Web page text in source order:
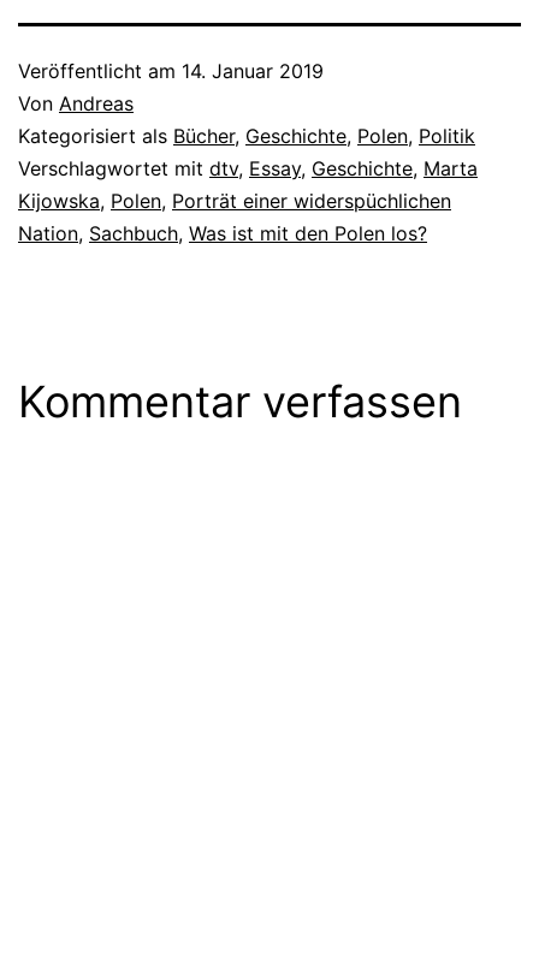
Veröffentlicht am 14. Januar 2019
Von Andreas
Kategorisiert als Bücher, Geschichte, Polen, Politik
Verschlagwortet mit dtv, Essay, Geschichte, Marta
Kijowska, Polen, Porträt einer widerspüchlichen
Nation, Sachbuch, Was ist mit den Polen los?
Kommentar verfassen